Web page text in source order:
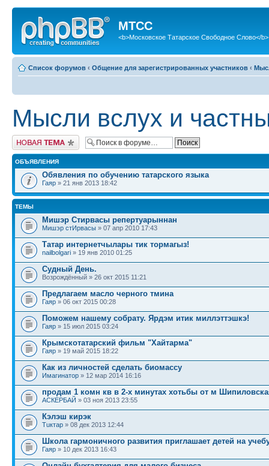
МТСС
<b>Московское Татарское Свободное Слово</b>
Список форумов ‹ Общение для зарегистрированных участников ‹
Мысли вслух и
Новая тема
ОБЪЯВЛЕНИЯ
Обявления по обучению татарского языка
Гаяр » 21 янв 2013 18:42
ТЕМЫ
Мишэр Стирвасы репертуарыннан
Мишэр стИрвасы » 07 апр 2010 17:43
Татар интернетчылары тик тормагыз!
nailbolgari » 19 янв 2010 01:25
Судный День.
Возрождённый » 26 окт 2015 11:21
Предлагаем масло черного тмина
Гаяр » 06 окт 2015 00:28
Поможем нашему собрату. Ярдэм итик миллэттэшкэ!
Гаяр » 15 июл 2015 03:24
Крымскотатарский фильм "Хайтарма"
Гаяр » 19 май 2015 18:22
Как из личностей сделать биомассу
Имагинатор » 12 мар 2014 16:16
продам 1 комн кв в 2-х минутах хотьбы от м
АСКЕРБАЙ » 03 ноя 2013 23:55
Кэлэш кирэк
Тuктар » 08 дек 2013 12:44
Школа гармоничного развития приглашает детей на
Гаяр » 10 дек 2013 16:43